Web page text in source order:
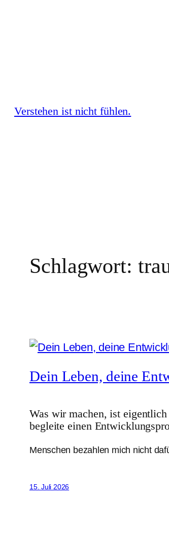
Verstehen ist nicht fühlen.
Schlagwort:
Dein Leben, deine
Was wir machen, ist
begleite einen
Menschen bezahlen mich nicht
15. Juli 2026